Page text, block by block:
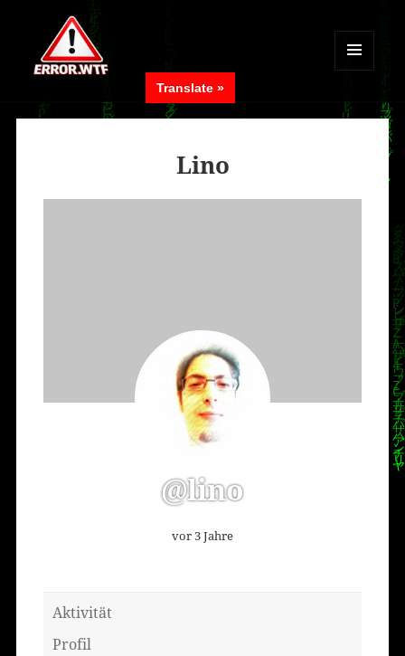
ERROR.WTF
MENÜ
WIDGETS
Lino
@lino
vor 3 Jahre
Aktivität
Profil
Translate »